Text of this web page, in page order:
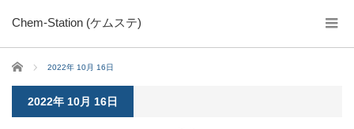
Chem-Station (ケムステ)
ホーム 2022年 10月 16日
2022年 10月 16日